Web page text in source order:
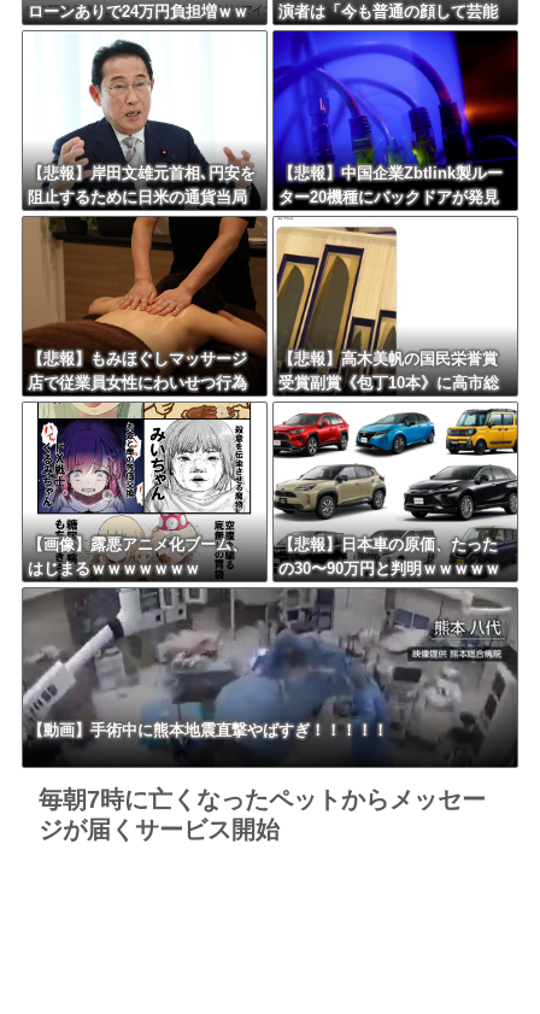
海外「おめでとうタキ！」リヴァプール南野がバースデーゴール！！
Powered by livedoor 相互RSS
ローンありで24万円負担増ｗｗ
ｗｗｗｗｗｗｗｗｗｗ
演者は「今も普通の顔して芸能
活動してる」ネット「受信料を
取るくらいなら詳細を伝えよ」
【悲報】岸田文雄元首相､円安を
阻止するために日米の通貨当局
が実施した為替介入は｢一時しの
ぎに過ぎない｣との認識を示す
【悲報】中国企業Zbtlink製ルー
ター20機種にバックドアが発見
されるｗｗｗｗｗｗｗｗｗ
【悲報】もみほぐしマッサージ
店で従業員女性にわいせつ行為
かで男を逮捕ｗｗｗｗｗｗｗｗ
ｗ
【悲報】高木美帆の国民栄誉賞
受賞副賞《包丁10本》に高市総
理の名前も刻印ｗｗｗｗｗｗｗ
ｗｗ
【画像】露悪アニメ化ブーム、
はじまるｗｗｗｗｗｗｗ
【悲報】日本車の原価、たった
の30〜90万円と判明ｗｗｗｗｗ
ｗｗｗｗｗｗ
【動画】手術中に熊本地震直撃やばすぎ！！！！！
毎朝7時に亡くなったペットからメッセー
ジが届くサービス開始